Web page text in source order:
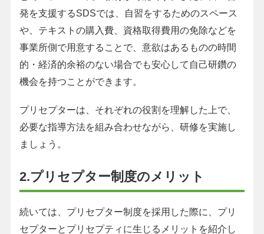
発を支援するSDSでは、自習をするためのスペース
や、テキストの購入費、資格取得費用の免除などを
事業所側で用意することで、意欲はあるものの時間
的・経済的余裕のない場合でも安心して自己研鑽の
機会を持つことができます。
プリセプターは、それぞれの役割を理解した上で、
必要な指導方法を組み合わせながら、研修を実施し
ましょう。
2.プリセプター制度のメリット
続いては、プリセプター制度を採用した際に、プリ
セプターとプリセプティに生じるメリットを紹介し